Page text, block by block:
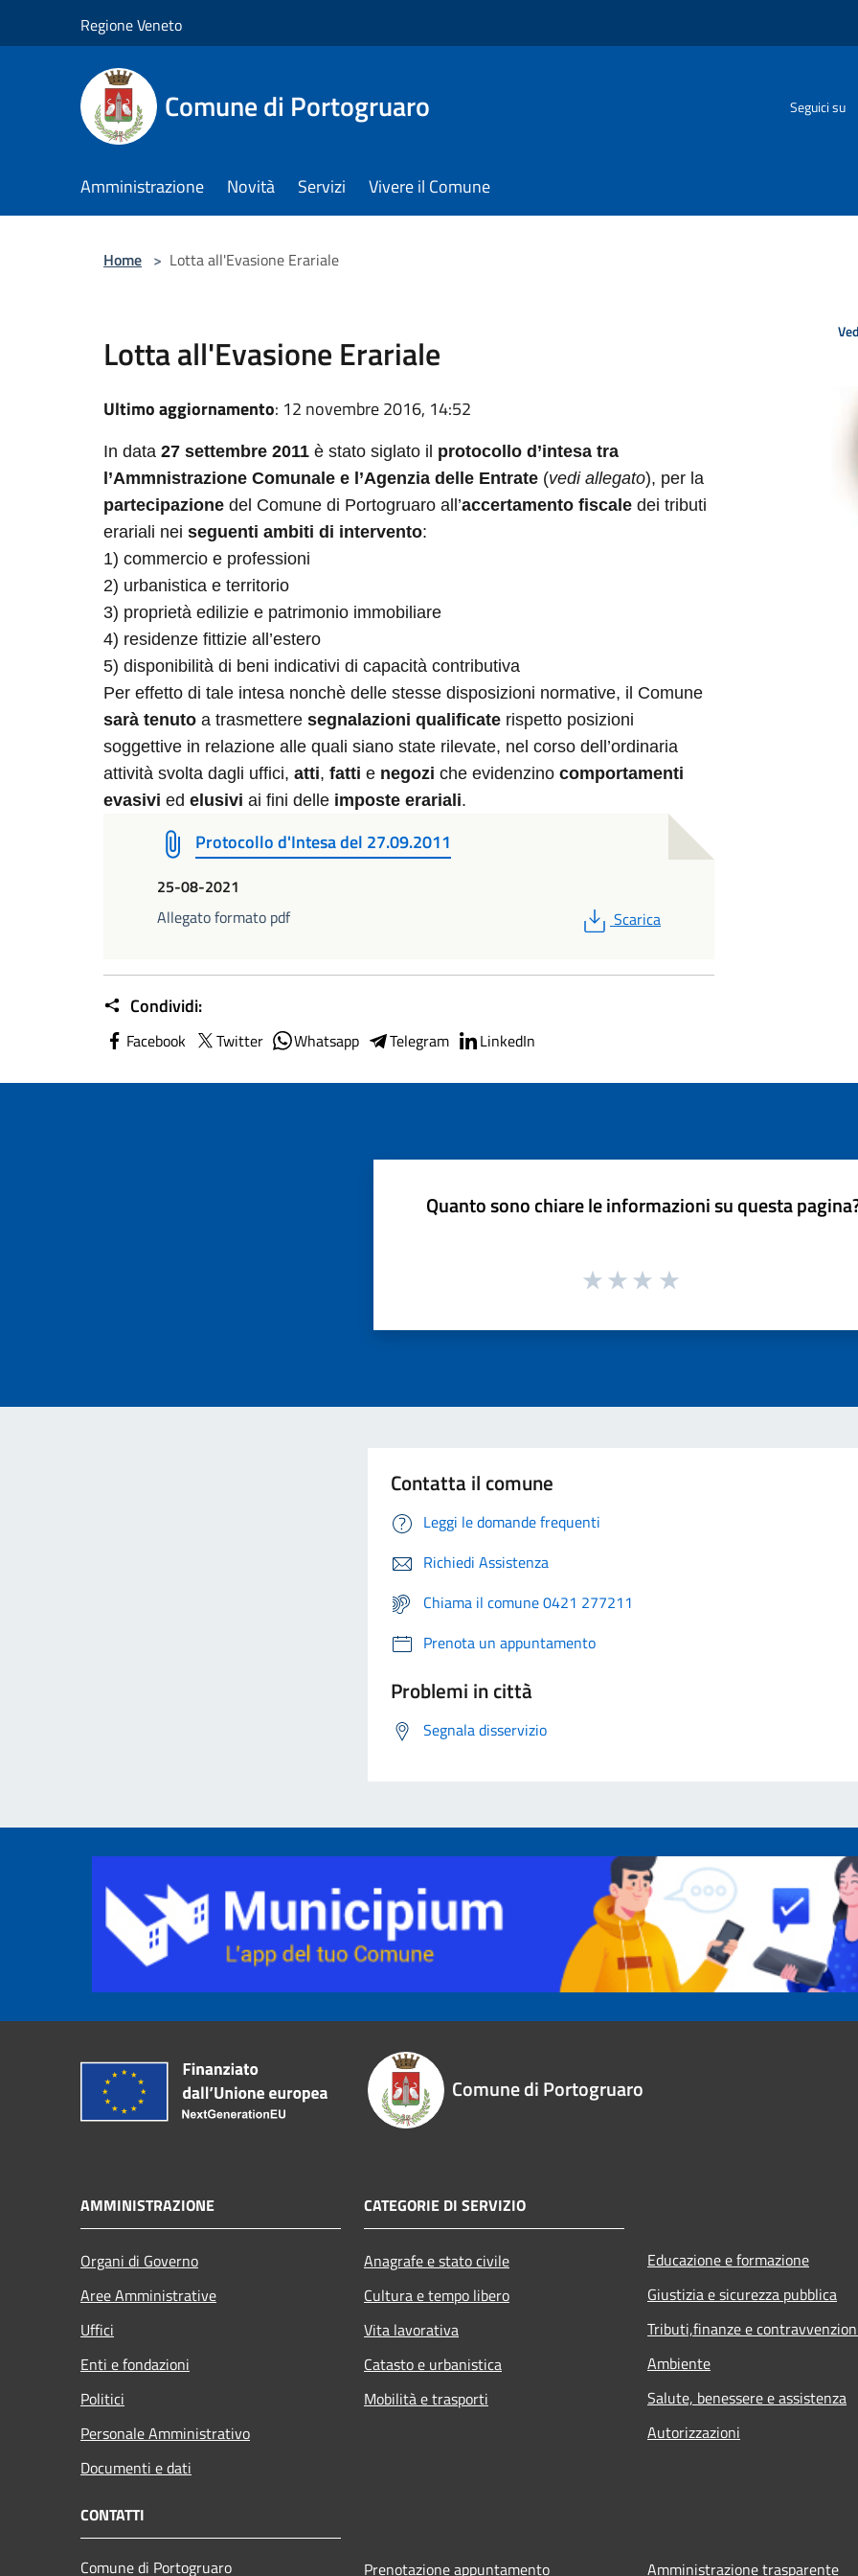
Regione Veneto
Comune di Portogruaro Seguici su
Amministrazione Novità Servizi Vivere il Comune
Home > Lotta all'Evasione Erariale
Lotta all'Evasione Erariale
Ultimo aggiornamento: 12 novembre 2016, 14:52
In data 27 settembre 2011 è stato siglato il protocollo d’intesa tra
l’Ammnistrazione Comunale e l’Agenzia delle Entrate (vedi allegato), per la
partecipazione del Comune di Portogruaro all’accertamento fiscale dei tributi
erariali nei seguenti ambiti di intervento:
1) commercio e professioni
2) urbanistica e territorio
3) proprietà edilizie e patrimonio immobiliare
4) residenze fittizie all’estero
5) disponibilità di beni indicativi di capacità contributiva
Per effetto di tale intesa nonchè delle stesse disposizioni normative, il Comune
sarà tenuto a trasmettere segnalazioni qualificate rispetto posizioni
soggettive in relazione alle quali siano state rilevate, nel corso dell’ordinaria
attività svolta dagli uffici, atti, fatti e negozi che evidenzino comportamenti
evasivi ed elusivi ai fini delle imposte erariali.
Protocollo d'Intesa del 27.09.2011
25-08-2021
Allegato formato pdf
PDF
Scarica
Condividi:
Facebook Twitter Whatsapp Telegram LinkedIn
Quanto sono chiare le informazioni su questa
Contatta il comune
Leggi le domande frequenti
Richiedi Assistenza
Chiama il comune 0421 277211
Prenota un appuntamento
Problemi in città
Segnala disservizio
Comune di Portogruaro
AMMINISTRAZIONE
Organi di Governo
Aree Amministrative
Uffici
Enti e fondazioni
Politici
Personale Amministrativo
Documenti e dati
CATEGORIE DI SERVIZIO
Anagrafe e stato civile
Cultura e tempo libero
Vita lavorativa
Catasto e urbanistica
Mobilità e trasporti
Educazione e formazione
Giustizia e sicurezza pubblica
Tributi,finanze e
Ambiente
Salute, benessere e assistenza
Autorizzazioni
CONTATTI
Comune di Portogruaro Prenotazione appuntamento Amministrazione trasparente